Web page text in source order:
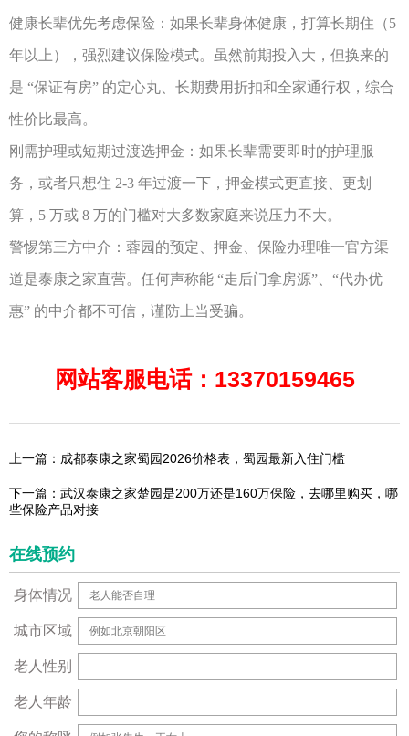
健康长辈优先考虑保险：如果长辈身体健康，打算长期住（5
年以上），强烈建议保险模式。虽然前期投入大，但换来的
是 “保证有房” 的定心丸、长期费用折扣和全家通行权，综合
性价比最高。
刚需护理或短期过渡选押金：如果长辈需要即时的护理服
务，或者只想住 2-3 年过渡一下，押金模式更直接、更划
算， 5 万或 8 万的门槛对大多数家庭来说压力不大。
警惕第三方中介：蓉园的预定、押金、保险办理唯一官方渠
道是泰康之家直营。任何声称能 “走后门拿房源” “代办优
惠” 的中介都不可信，谨防上当受骗。
网站客服电话：13370159465
上一篇：成都泰康之家蜀园2026价格表，蜀园最新入住门槛
下一篇：武汉泰康之家楚园是200万还是160万保险，去哪里购买，哪
些保险产品对接
在线预约
身体情况
城市区域
老人性别
老人年龄